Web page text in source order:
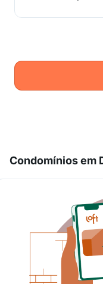
Condomínios em